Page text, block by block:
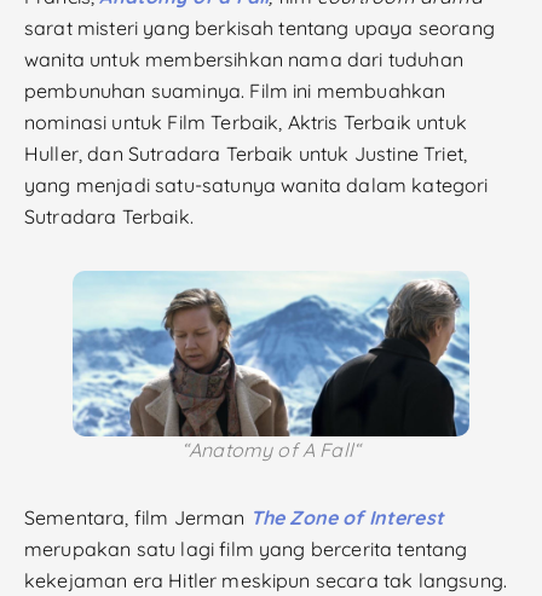
sarat misteri yang berkisah tentang upaya seorang
wanita untuk membersihkan nama dari tuduhan
pembunuhan suaminya. Film ini membuahkan
nominasi untuk Film Terbaik, Aktris Terbaik untuk
Huller, dan Sutradara Terbaik untuk Justine Triet,
yang menjadi satu-satunya wanita dalam kategori
Sutradara Terbaik.
“Anatomy of A Fall“
Sementara, film Jerman The Zone of Interest
merupakan satu lagi film yang bercerita tentang
kekejaman era Hitler meskipun secara tak langsung.